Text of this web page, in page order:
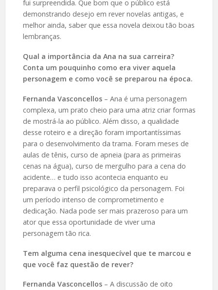
fui surpreendida. Que bom que o público está
demonstrando desejo em rever novelas antigas, e
melhor ainda, saber que essa novela deixou tão boas
lembranças.
Qual a importância da Ana na sua carreira?
Conta um pouquinho como era viver aquela
personagem e como você se preparou na época.
Fernanda Vasconcellos– Ana é uma personagem
complexa, um prato cheio para uma atriz criar formas
de mostrá-la ao público. Além disso, a qualidade
desse roteiro e a direção foram importantíssimas
para o desenvolvimento da trama. Foram meses de
aulas de tênis, curso de apneia (para as primeiras
cenas na água), curso de mergulho para a cena do
acidente… e tudo isso acontecia enquanto eu
preparava o perfil psicológico da personagem. Foi
um período intenso de comprometimento e
dedicação. Nada pode ser mais prazeroso para um
ator que essa oportunidade de viver uma
personagem tão rica.
Tem alguma cena inesquecível que te marcou e
que você faz questão de rever?
Fernanda Vasconcellos– A discussão de oito